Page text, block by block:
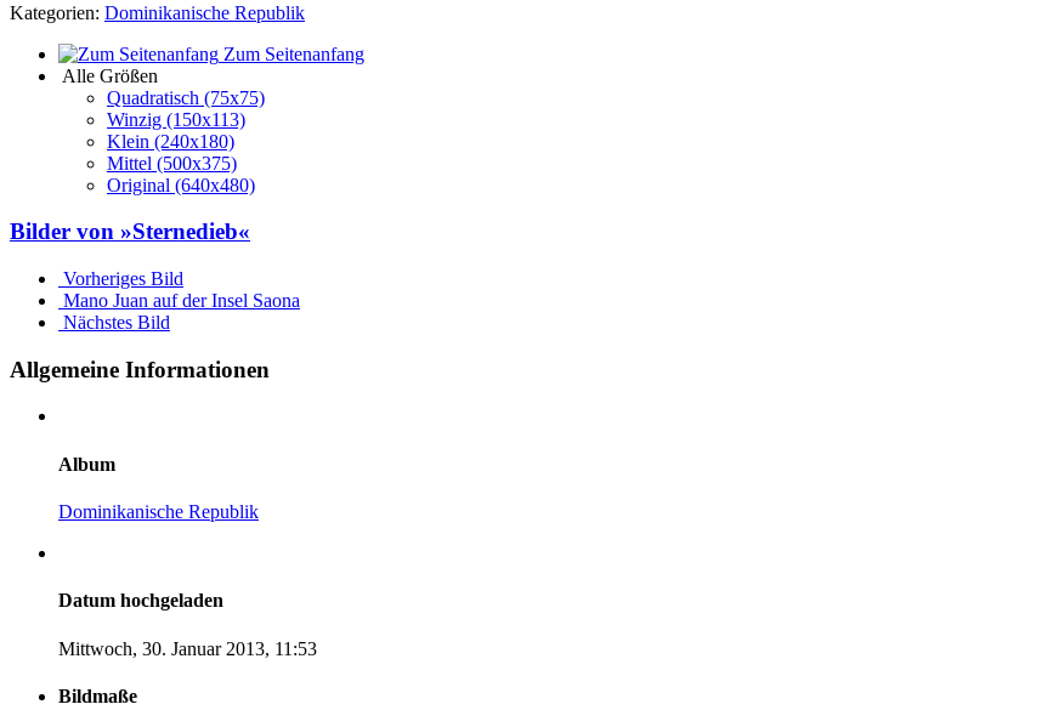
Kategorien: Dominikanische Republik
Zum Seitenanfang
Alle Größen
Quadratisch (75x75)
Winzig (150x113)
Klein (240x180)
Mittel (500x375)
Original (640x480)
Bilder von »Sternedieb«
Vorheriges Bild
Mano Juan auf der Insel Saona
Nächstes Bild
Allgemeine Informationen
Album
Dominikanische Republik
Datum hochgeladen
Mittwoch, 30. Januar 2013, 11:53
Bildmaße